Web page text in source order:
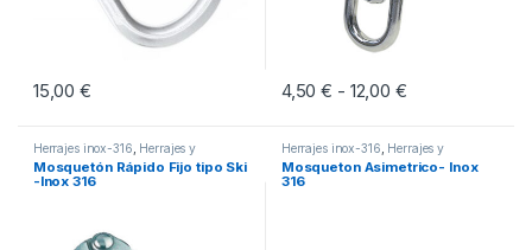
15,00€ 4,50€ - 12,00 €Rango de
Este producto tiene múltiples
Herrajes inox-316 Herrajes y
Mosquetones
Mosquetón Rápido Fijo tipo Ski
-Inox 316
Herrajes inox-316 Herrajes y
Mosquetones
Mosqueton Asimetrico- Inox
316